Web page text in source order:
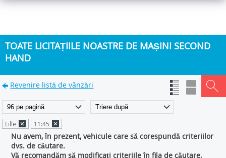
TOATE LICITAȚIILE NOASTRE DE MAȘINI SECOND
HAND
Revenire listă de vânzări
Lille 11:45
Nu avem, în prezent, vehicule care să corespundă criteriilor
dvs. de căutare.
Vă recomandăm să modificați criteriile în fila de căutare,